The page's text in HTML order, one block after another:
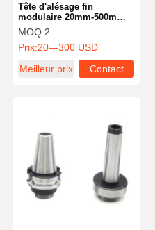
Tête d'alésage fin
modulaire 20mm-500mm,
diamètres d'alésage, haute
rigidité
MOQ:2
Prix:20—300 USD
Meilleur prix
Contact